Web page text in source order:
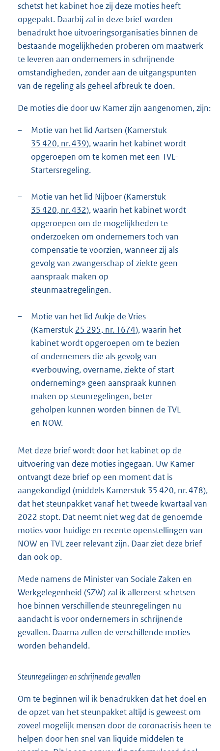
schetst het kabinet hoe zij deze moties heeft
opgepakt. Daarbij zal in deze brief worden
benadrukt hoe uitvoeringsorganisaties binnen de
bestaande mogelijkheden proberen om maatwerk
te leveren aan ondernemers in schrijnende
omstandigheden, zonder aan de uitgangspunten
van de regeling als geheel afbreuk te doen.
De moties die door uw Kamer zijn aangenomen, zijn:
–
Motie van het lid Aartsen (Kamerstuk
35 420, nr. 439), waarin het kabinet wordt
opgeroepen om te komen met een TVL-
Startersregeling.
–
Motie van het lid Nijboer (Kamerstuk
35 420, nr. 432), waarin het kabinet wordt
opgeroepen om de mogelijkheden te
onderzoeken om ondernemers toch van
compensatie te voorzien, wanneer zij als
gevolg van zwangerschap of ziekte geen
aanspraak maken op
steunmaatregelingen.
–
Motie van het lid Aukje de Vries
(Kamerstuk 25 295, nr. 1674), waarin het
kabinet wordt opgeroepen om te bezien
of ondernemers die als gevolg van
«verbouwing, overname, ziekte of start
onderneming» geen aanspraak kunnen
maken op steunregelingen, beter
geholpen kunnen worden binnen de TVL
en NOW.
Met deze brief wordt door het kabinet op de
uitvoering van deze moties ingegaan. Uw Kamer
ontvangt deze brief op een moment dat is
aangekondigd (middels Kamerstuk 35 420, nr. 478),
dat het steunpakket vanaf het tweede kwartaal van
2022 stopt. Dat neemt niet weg dat de genoemde
moties voor huidige en recente openstellingen van
NOW en TVL zeer relevant zijn. Daar ziet deze brief
dan ook op.
Mede namens de Minister van Sociale Zaken en
Werkgelegenheid (SZW) zal ik allereerst schetsen
hoe binnen verschillende steunregelingen nu
aandacht is voor ondernemers in schrijnende
gevallen. Daarna zullen de verschillende moties
worden behandeld.
Steunregelingen en schrijnende gevallen
Om te beginnen wil ik benadrukken dat het doel en
de opzet van het steunpakket altijd is geweest om
zoveel mogelijk mensen door de coronacrisis heen te
helpen door hen snel van liquide middelen te